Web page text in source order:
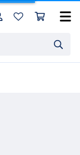
HomeProfiel
huis!*